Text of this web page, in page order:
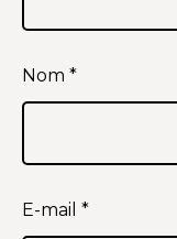
Nom *
E-mail *